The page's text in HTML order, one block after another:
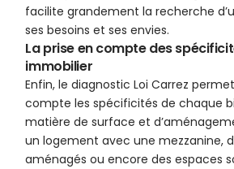
facilite grandement la recherche
ses besoins et ses envies.
La prise en compte des
immobilier
Enfin, le diagnostic Loi Carrez
compte les spécificités de chaque
matière de surface et
un logement avec une mezzanine,
aménagés ou encore des espaces